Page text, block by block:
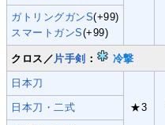
ガトリングガンS(+99)
スマートガンS(+99)
クロス／片手剣 ： 冷撃
日本刀
★3
日本刀・二式